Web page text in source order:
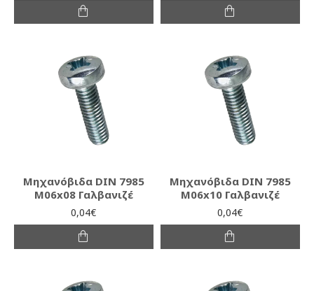
Μηχανόβιδα DIN 7985
M06x08 Γαλβανιζέ
0,04€
Μηχανόβιδα DIN 7985
M06x10 Γαλβανιζέ
0,04€